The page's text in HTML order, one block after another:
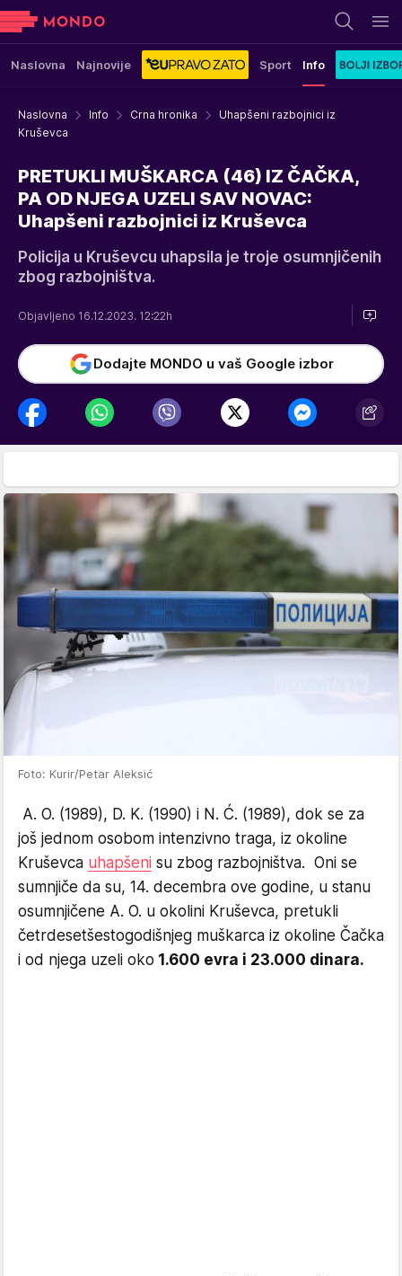
Naslovna Najnovije Sport Info
Naslovna Info Crna hronika
Uhapšeni razbojnici iz
Kruševca
PRETUKLI MUŠKARCA (46) IZ ČAČKA,
PA OD NJEGA UZELI SAV NOVAC:
Uhapšeni razbojnici iz Kruševca
Policija u Kruševcu uhapsila je troje osumnjičenih
zbog razbojništva.
Objavljeno 16.12.2023. 12:22h
Dodajte MONDO u vaš Google izbor
Foto: Kurir/Petar Aleksić
A. O. (1989), D. K. (1990) i N. Ć. (1989), dok se za
još jednom osobom intenzivno traga, iz okoline
Kruševca uhapšeni su zbog razbojništva. Oni se
sumnjiče da su, 14. decembra ove godine, u stanu
osumnjičene A. O. u okolini Kruševca, pretukli
četrdesetšestogodišnjeg muškarca iz okoline Čačka
i od njega uzeli oko 1.600 evra i 23.000 dinara.